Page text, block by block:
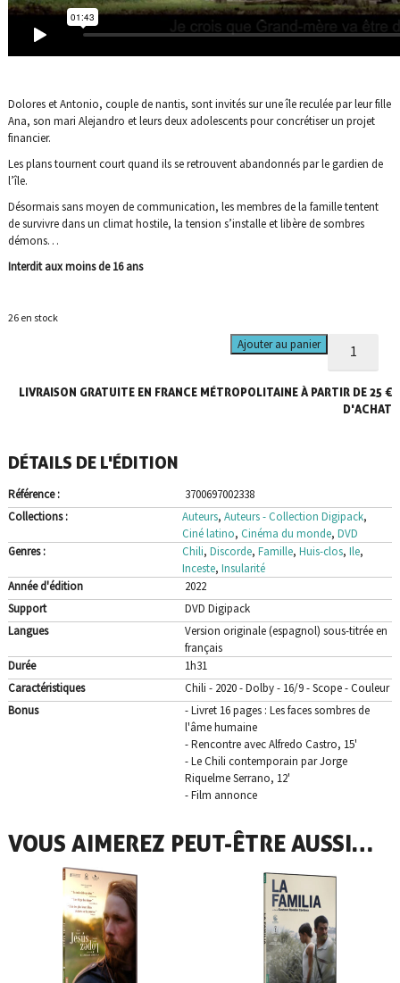
Dolores et Antonio, couple de nantis, sont invités sur une île reculée par leur fille
Ana, son mari Alejandro et leurs deux adolescents pour concrétiser un projet
financier.
Les plans tournent court quand ils se retrouvent abandonnés par le gardien de
l’île.
Désormais sans moyen de communication, les membres de la famille tentent
de survivre dans un climat hostile, la tension s’installe et libère de sombres
démons…
Interdit aux moins de 16 ans
26 en stock
de
Algunas
bestias
Ajouter au panier
LIVRAISON GRATUITE EN FRANCE MÉTROPOLITAINE À PARTIR DE 25 €
D'ACHAT
DÉTAILS DE L'ÉDITION
Référence :
3700697002338
Collections :
Auteurs, Auteurs - Collection Digipack,
Ciné latino, Cinéma du monde, DVD
Genres :
Chili, Discorde, Famille, Huis-clos, Ile,
Inceste, Insularité
Année d'édition
2022
Support
DVD Digipack
Langues
Version originale (espagnol) sous-titrée en
français
Durée
1h31
Caractéristiques
Chili - 2020 - Dolby - 16/9 - Scope - Couleur
Bonus
- Livret 16 pages : Les faces sombres de
l'âme humaine
- Rencontre avec Alfredo Castro, 15'
- Le Chili contemporain par Jorge
Riquelme Serrano, 12'
- Film annonce
VOUS AIMEREZ PEUT-ÊTRE AUSSI…